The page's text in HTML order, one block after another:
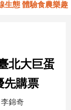
體驗食農樂趣
北大巨蛋
購票
錦奇